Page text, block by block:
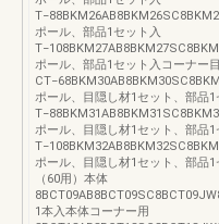
ポール、部品1セット入
ポール、部品1セット入コーナー
ポール、目隠し材1セット、部品1
ポール、目隠し材1セット、部品1
ポール、目隠し材1セット、部品
（60用）本体
1本入本体コーナー用